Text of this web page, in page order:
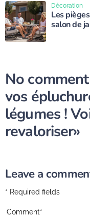
Les
salon de
Décoration
No
vos
légumes !
revaloriser»
Leave a
* Required fields
Comment*